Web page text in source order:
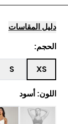
دليل المقاسات
الحجم:
XS
S
اللون: أسود